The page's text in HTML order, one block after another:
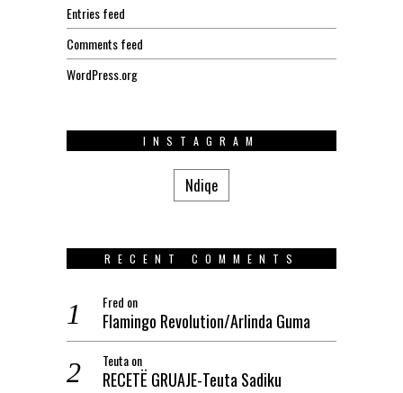
Entries feed
Comments feed
WordPress.org
INSTAGRAM
Ndiqe
RECENT COMMENTS
Fred on
Flamingo Revolution/Arlinda Guma
Teutaon
RECETË GRUAJE-Teuta Sadiku